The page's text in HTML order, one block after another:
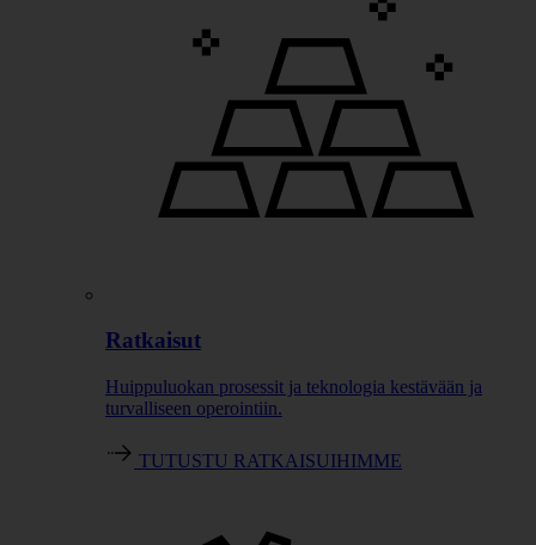
Ratkaisut
Huippuluokan prosessit ja teknologia kestävään ja
turvalliseen operointiin.
TUTUSTU RATKAISUIHIMME